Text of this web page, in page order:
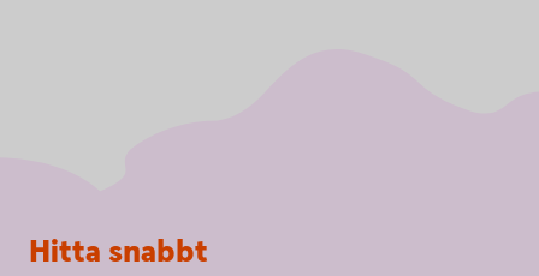
Sidfot
Hitta snabbt